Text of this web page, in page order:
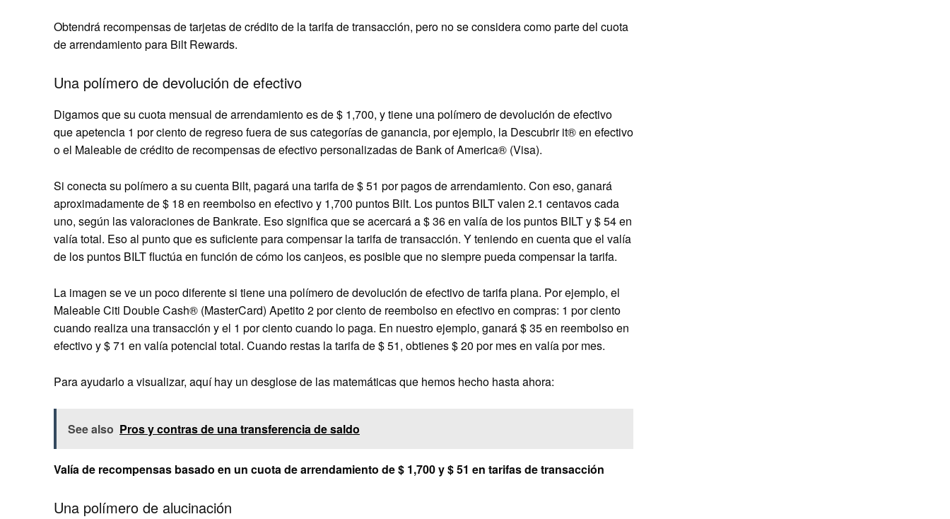
Obtendrá recompensas de tarjetas de crédito de la tarifa de transacción, pero no se considera como parte del cuota
de arrendamiento para Bilt Rewards.
Una polímero de devolución de efectivo
Digamos que su cuota mensual de arrendamiento es de $ 1,700, y tiene una polímero de devolución de efectivo
que apetencia 1 por ciento de regreso fuera de sus categorías de ganancia, por ejemplo, la Descubrir it® en efectivo
o el Maleable de crédito de recompensas de efectivo personalizadas de Bank of America® (Visa).
Si conecta su polímero a su cuenta Bilt, pagará una tarifa de $ 51 por pagos de arrendamiento. Con eso, ganará
aproximadamente de $ 18 en reembolso en efectivo y 1,700 puntos Bilt. Los puntos BILT valen 2.1 centavos cada
uno, según las valoraciones de Bankrate. Eso significa que se acercará a $ 36 en valía de los puntos BILT y $ 54 en
valía total. Eso al punto que es suficiente para compensar la tarifa de transacción. Y teniendo en cuenta que el valía
de los puntos BILT fluctúa en función de cómo los canjeos, es posible que no siempre pueda compensar la tarifa.
La imagen se ve un poco diferente si tiene una polímero de devolución de efectivo de tarifa plana. Por ejemplo, el
Maleable Citi Double Cash® (MasterCard) Apetito 2 por ciento de reembolso en efectivo en compras: 1 por ciento
cuando realiza una transacción y el 1 por ciento cuando lo paga. En nuestro ejemplo, ganará $ 35 en reembolso en
efectivo y $ 71 en valía potencial total. Cuando restas la tarifa de $ 51, obtienes $ 20 por mes en valía por mes.
Para ayudarlo a visualizar, aquí hay un desglose de las matemáticas que hemos hecho hasta ahora:
See also Pros y contras de una transferencia de saldo
Valía de recompensas basado en un cuota de arrendamiento de $ 1,700 y $ 51 en tarifas de transacción
Una polímero de alucinación